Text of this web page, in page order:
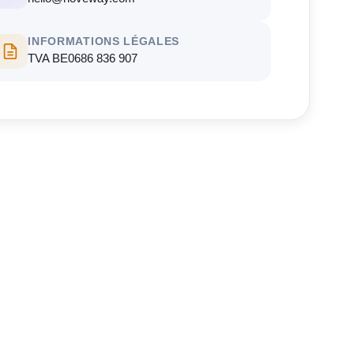
INFORMATIONS LÉGALES
TVA BE0686 836 907